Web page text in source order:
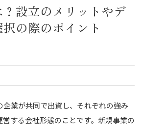
設立のメリットやデ
の際のポイント
企業が共同で出資し、それぞれの強み
する会社形態のことです。新規事業の